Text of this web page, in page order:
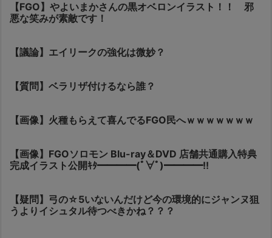
【FGO】やよいまかさんの黒オベロンイラスト！！ 邪
悪な笑みが素敵です！
【議論】エイリークの強化は微妙？
【質問】ベラリザ付けるなら誰？
【画像】火種もらえて喜んでるFGO民へｗｗｗｗｗｗｗ
【画像】FGOソロモン Blu-ray＆DVD 店舗共通購入特典
完成イラスト公開ｷﾀ━━━━(ﾟ∀ﾟ)━━━━!!
【疑問】弓の☆5いないんだけど今の環境的にジャンヌ狙
うよりイシュタル待つべきかね？？？